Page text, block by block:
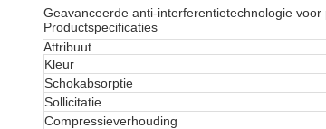
Geavanceerde anti-interferentietechnologie voor
Productspecificaties
Attribuut
Kleur
Schokabsorptie
Sollicitatie
Compressieverhouding